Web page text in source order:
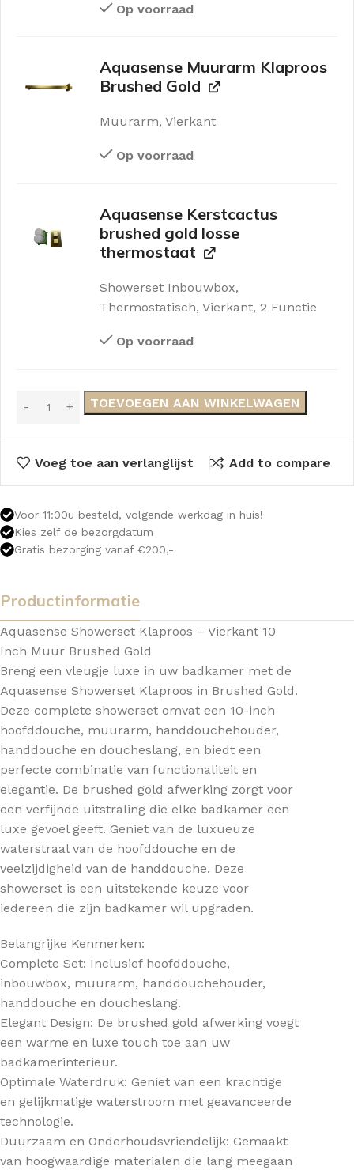
Op voorraad
Aquasense Muurarm Klaproos
Brushed Gold
Muurarm, Vierkant
Op voorraad
Aquasense Kerstcactus
brushed gold losse
thermostaat
Showerset Inbouwbox,
Thermostatisch, Vierkant, 2 Functie
Op voorraad
TOEVOEGEN AAN WINKELWAGEN
Voeg toe aan verlanglijst Add to compare
Voor 11:00u besteld, volgende werkdag in huis!
Kies zelf de bezorgdatum
Gratis bezorging vanaf €200,-
Productinformatie
Aquasense Showerset Klaproos – Vierkant 10
Inch Muur Brushed Gold
Breng een vleugje luxe in uw badkamer met de
Aquasense Showerset Klaproos in Brushed Gold.
Deze complete showerset omvat een 10-inch
hoofddouche, muurarm, handdouchehouder,
handdouche en doucheslang, en biedt een
perfecte combinatie van functionaliteit en
elegantie. De brushed gold afwerking zorgt voor
een verfijnde uitstraling die elke badkamer een
luxe gevoel geeft. Geniet van de luxueuze
waterstraal van de hoofddouche en de
veelzijdigheid van de handdouche. Deze
showerset is een uitstekende keuze voor
iedereen die zijn badkamer wil upgraden.
Belangrijke Kenmerken:
Complete Set: Inclusief hoofddouche,
inbouwbox, muurarm, handdouchehouder,
handdouche en doucheslang.
Elegant Design: De brushed gold afwerking voegt
een warme en luxe touch toe aan uw
badkamerinterieur.
Optimale Waterdruk: Geniet van een krachtige
en gelijkmatige waterstroom met geavanceerde
technologie.
Duurzaam en Onderhoudsvriendelijk: Gemaakt
van hoogwaardige materialen die lang meegaan